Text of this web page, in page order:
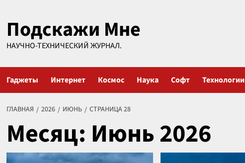
содержимому
Подскажи Мне
НАУЧНО-ТЕХНИЧЕСКИЙ ЖУРНАЛ.
Гаджеты Интернет Космос Наука Софт Технологии
ГЛАВНАЯ 2026 ИЮНЬ СТРАНИЦА 28
Месяц: Июнь 2026